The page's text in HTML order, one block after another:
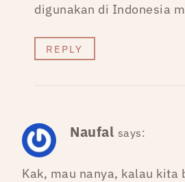
digunakan di Indonesia
REPLY
Naufal says:
Kak, mau nanya, kalau kita